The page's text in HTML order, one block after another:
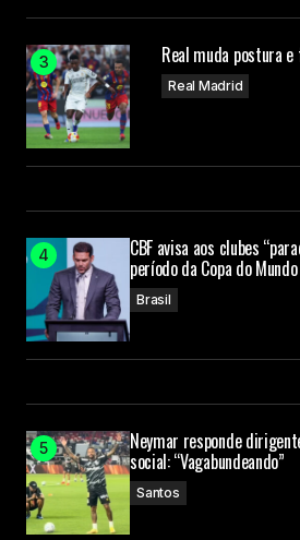
Real muda postura
Real Madrid
CBF avisa aos clubes
período da Copa do
Brasil
Neymar responde
social: “Vagabundeando”
Santos